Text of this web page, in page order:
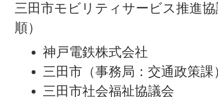
三田市モビリティサービス推進
順）
神戸電鉄株式会社
三田市（事務局：交通政策課
三田市社会福祉協議会